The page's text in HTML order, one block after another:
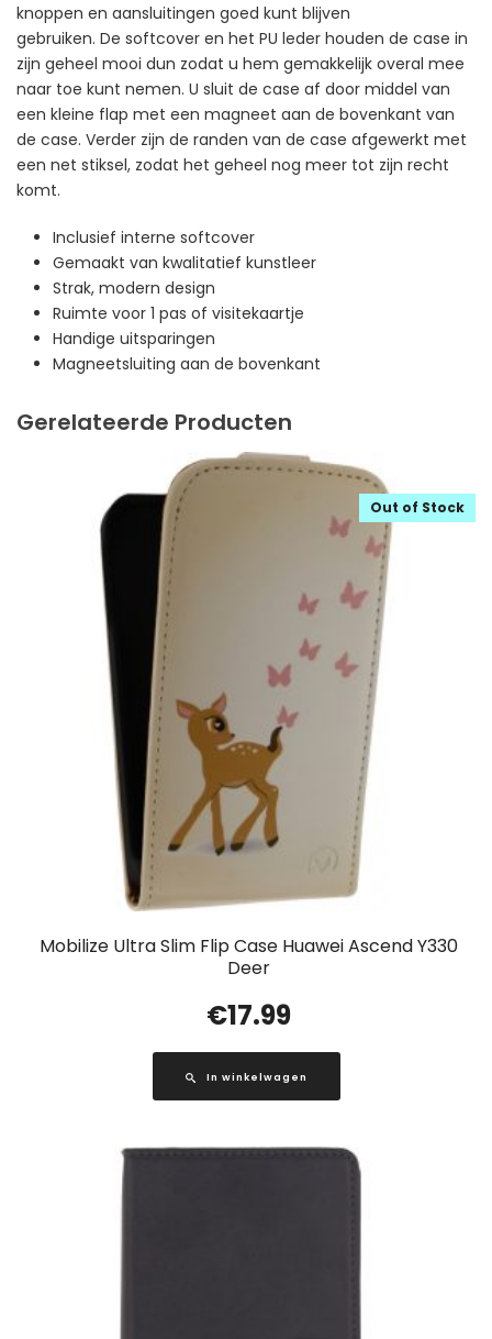
knoppen en aansluitingen goed kunt blijven
gebruiken. De softcover en het PU leder houden de case in
zijn geheel mooi dun zodat u hem gemakkelijk overal mee
naar toe kunt nemen. U sluit de case af door middel van
een kleine flap met een magneet aan de bovenkant van
de case. Verder zijn de randen van de case afgewerkt met
een net stiksel, zodat het geheel nog meer tot zijn recht
komt.
Inclusief interne softcover
Gemaakt van kwalitatief kunstleer
Strak, modern design
Ruimte voor 1 pas of visitekaartje
Handige uitsparingen
Magneetsluiting aan de bovenkant
Gerelateerde Producten
Mobilize Ultra Slim Flip Case Huawei Ascend Y330
Deer
Out of Stock
€17.99
In winkelwagen